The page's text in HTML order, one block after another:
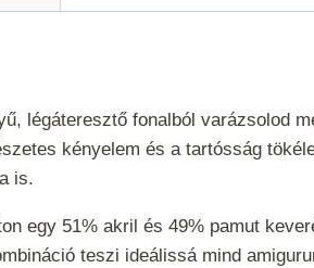
légáteresztő fonalból varázsolod
kényelem és a tartósság
is.
egy 51% akril és 49% pamut
teszi ideálissá mind